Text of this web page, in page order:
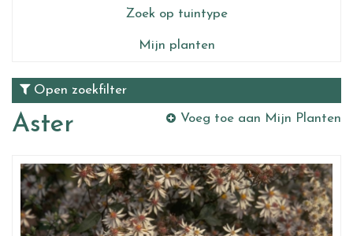
Zoek op tuintype
Mijn planten
Open zoekfilter
Aster Voeg toe aan Mijn Planten